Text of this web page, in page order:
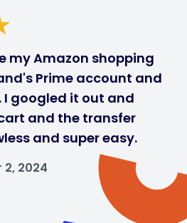
my Amazon shopping
Prime account and
I googled it out and
and the transfer
and super easy.
2, 2024